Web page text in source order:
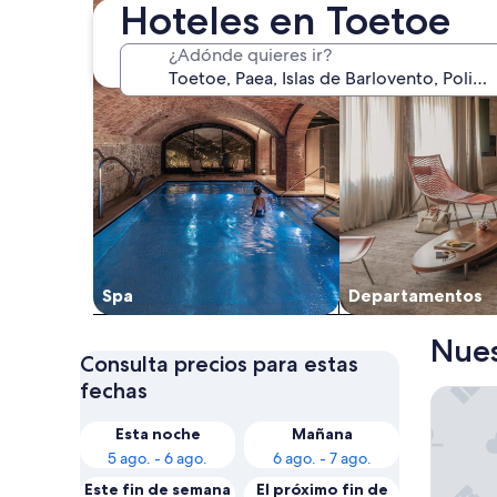
Hoteles en Toetoe
¿Adónde quieres ir?
Spa Departamentos
Consulta precios para estas
fechas
Esta noche
5 ago. - 6 ago.
Mañana
6 ago. - 7 ago.
Este fin de semana
El próximo fin de
Pension